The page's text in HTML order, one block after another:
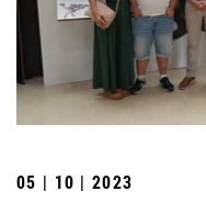
05 | 10 | 2023